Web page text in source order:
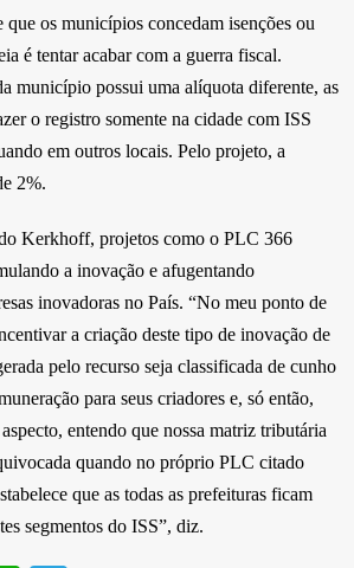
os municípios concedam isenções ou
é tentar acabar com a guerra fiscal.
município possui uma alíquota diferente, as
o registro somente na cidade com ISS
em outros locais. Pelo projeto, a
2%.
Kerkhoff, projetos como o PLC 366
a inovação e afugentando
inovadoras no País. “No meu ponto de
a criação deste tipo de inovação de
pelo recurso seja classificada de cunho
para seus criadores e, só então,
entendo que nossa matriz tributária
quando no próprio PLC citado
que as todas as prefeituras ficam
segmentos do ISS”, diz.